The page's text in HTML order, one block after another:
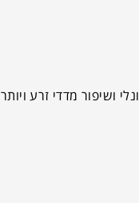
ושיפור מדדי זרע